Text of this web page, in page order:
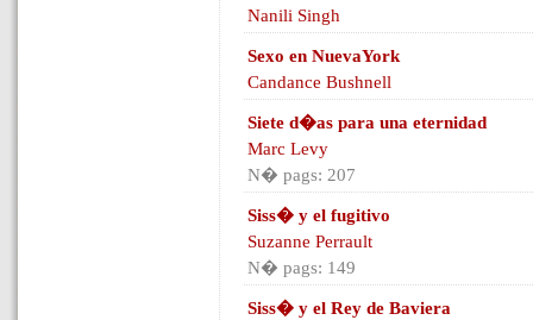
Nanili Singh
Sexo en NuevaYork
Candance Bushnell
Siete d�as para una eternidad
Marc Levy
N� pags: 207
Siss� y el fugitivo
Suzanne Perrault
N� pags: 149
Siss� y el Rey de Baviera